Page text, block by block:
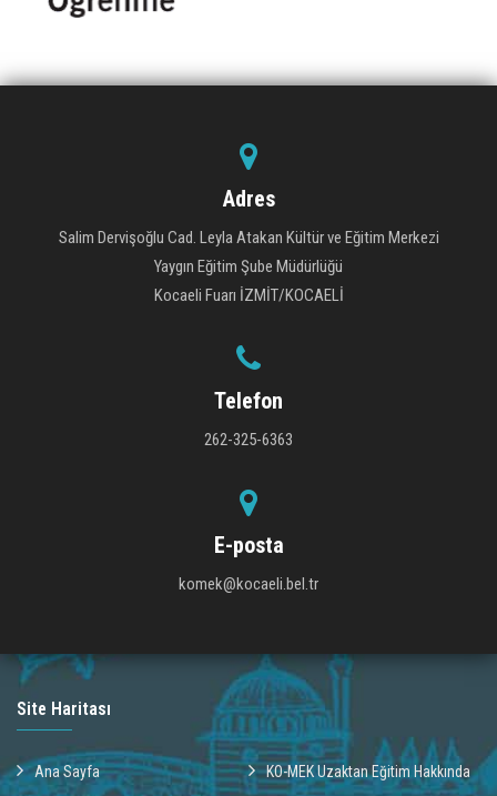
Adres
Salim Dervişoğlu Cad. Leyla Atakan Kültür ve Eğitim Merkezi
Yaygın Eğitim Şube Müdürlüğü
Kocaeli Fuarı İZMİT/KOCAELİ
Telefon
262-325-6363
E-posta
komek@kocaeli.bel.tr
Site Haritası
Ana Sayfa KO-MEK Uzaktan Eğitim Hakkında